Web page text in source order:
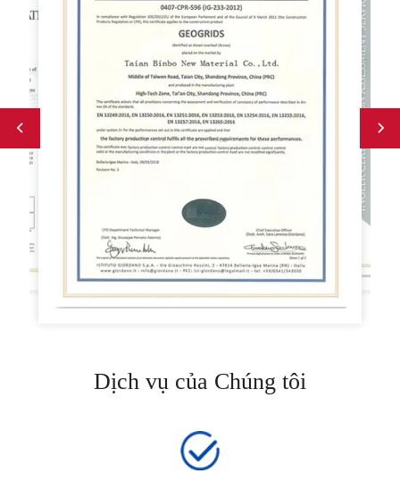
Dịch vụ của Chúng tôi